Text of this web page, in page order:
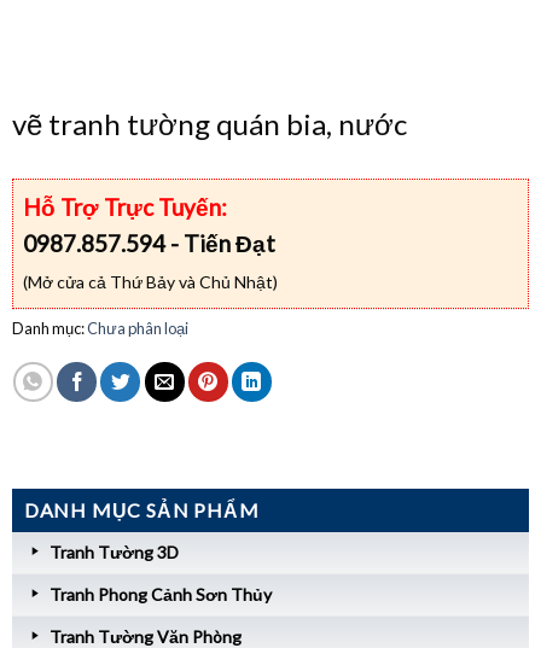
DANH MỤC SẢN PHẨM
Tranh Tường 3D
Tranh Phong Cảnh Sơn Thủy
Tranh Tường Văn Phòng
vẽ tranh tường quán bia, nước
Hỗ Trợ Trực Tuyến:
0987.857.594 - Tiến Đạt
(Mở cửa cả Thứ Bảy và Chủ Nhật)
Danh mục:Chưa phân loại